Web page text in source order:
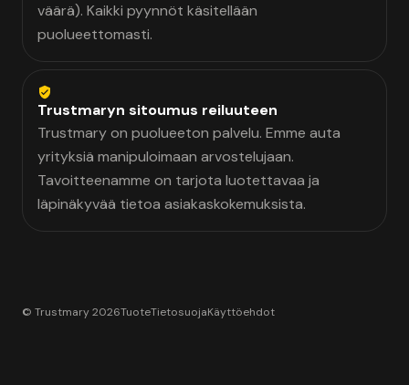
väärä). Kaikki pyynnöt käsitellään
puolueettomasti.
Trustmaryn sitoumus reiluuteen
Trustmary on puolueeton palvelu. Emme auta
yrityksiä manipuloimaan arvostelujaan.
Tavoitteenamme on tarjota luotettavaa ja
läpinäkyvää tietoa asiakaskokemuksista.
© Trustmary 2026TuoteTietosuojaKäyttöehdot